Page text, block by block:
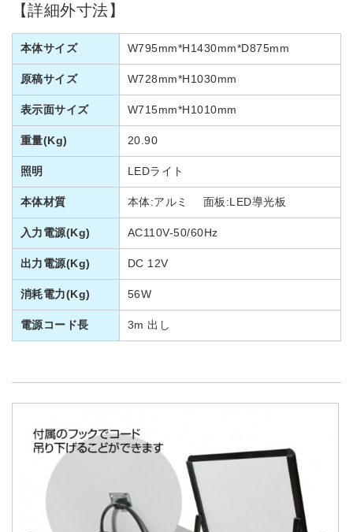
【詳細外寸法】
本体サイズ W795mm*H1430mm*D875mm
原稿サイズ W728mm*H1030mm
表示面サイズ W715mm*H1010mm
重量(Kg) 20.90
照明 LEDライト
本体材質 本体:アルミ 面板:LED導光板
入力電源(Kg) AC110V-50/60Hz
出力電源(Kg) DC 12V
消耗電力(Kg) 56W
電源コード長 3m 出し